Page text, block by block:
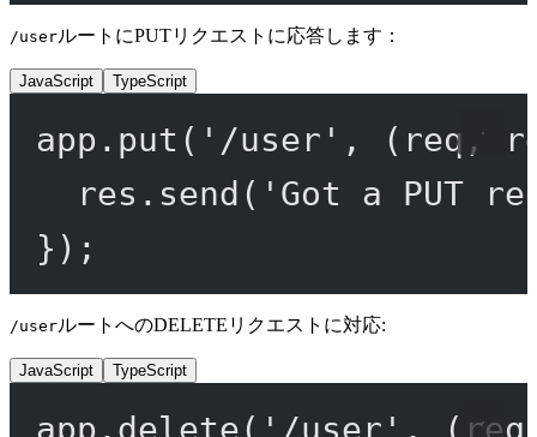
/userルートにPUTリクエストに応答します：
JavaScript TypeScript
app. put ( '/user' , ( req ,
res. send ( 'Got a PUT
});
/userルートへのDELETEリクエストに対応:
JavaScript TypeScript
app. delete( '/user' , ( req